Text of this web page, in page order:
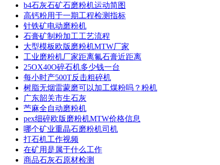
b4石灰石矿石磨粉机运动简图
高钙粉用于一期工程检测指标
针铁矿电动磨粉机
石膏矿制粉加工工艺流程
大型模板欧版磨粉机MTW厂家
工业磨粉机厂家距离氟石膏近距离
25OX40O碎石机多少钱一台
每小时产500T反击粗碎机
树脂无烟雷蒙磨可以加工煤粉吗？粉机
广东韶关市生石灰
苎麻全自动磨粉机
pex细碎欧版磨粉机MTW价格信息
哪个矿业重晶石磨粉机司机
打石机工作视频
在矿用是属于什么工作
商品石灰石原材检测